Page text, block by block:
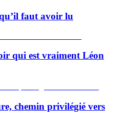
faut avoir lu
qui est vraiment Léon
chemin privilégié vers